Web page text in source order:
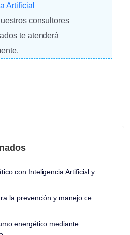
Artificial
consultores
te atenderá
con Inteligencia Artificial y
la prevención y manejo de
energético mediante